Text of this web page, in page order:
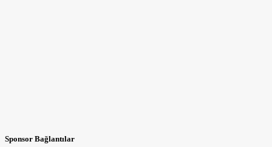
Sponsor Bağlantılar